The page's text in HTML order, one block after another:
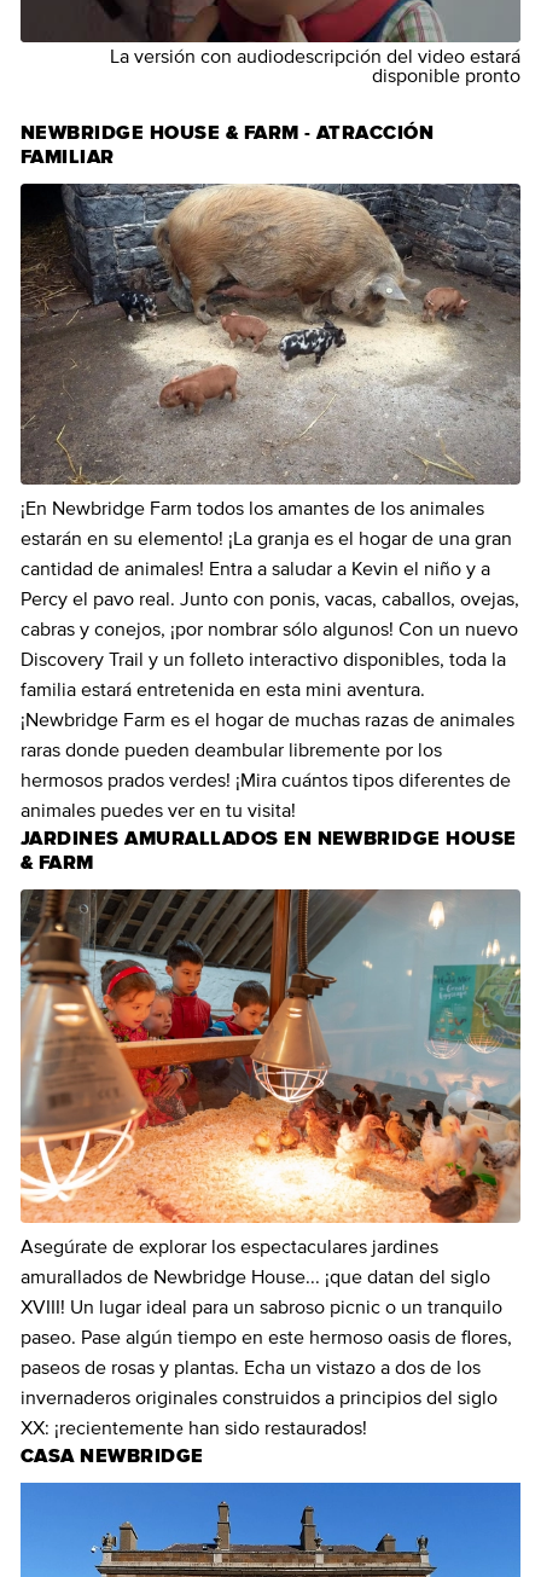
La versión con audiodescripción del video estará
disponible pronto
NEWBRIDGE HOUSE & FARM - ATRACCIÓN
FAMILIAR
¡En Newbridge Farm todos los amantes de los animales
estarán en su elemento! ¡La granja es el hogar de una gran
cantidad de animales! Entra a saludar a Kevin el niño y a
Percy el pavo real. Junto con ponis, vacas, caballos, ovejas,
cabras y conejos, ¡por nombrar sólo algunos! Con un nuevo
Discovery Trail y un folleto interactivo disponibles, toda la
familia estará entretenida en esta mini aventura.
¡Newbridge Farm es el hogar de muchas razas de animales
raras donde pueden deambular libremente por los
hermosos prados verdes! ¡Mira cuántos tipos diferentes de
animales puedes ver en tu visita!
JARDINES AMURALLADOS EN NEWBRIDGE HOUSE
& FARM
Asegúrate de explorar los espectaculares jardines
amurallados de Newbridge House... ¡que datan del siglo
XVIII! Un lugar ideal para un sabroso picnic o un tranquilo
paseo. Pase algún tiempo en este hermoso oasis de flores,
paseos de rosas y plantas. Echa un vistazo a dos de los
invernaderos originales construidos a principios del siglo
XX: ¡recientemente han sido restaurados!
CASA NEWBRIDGE